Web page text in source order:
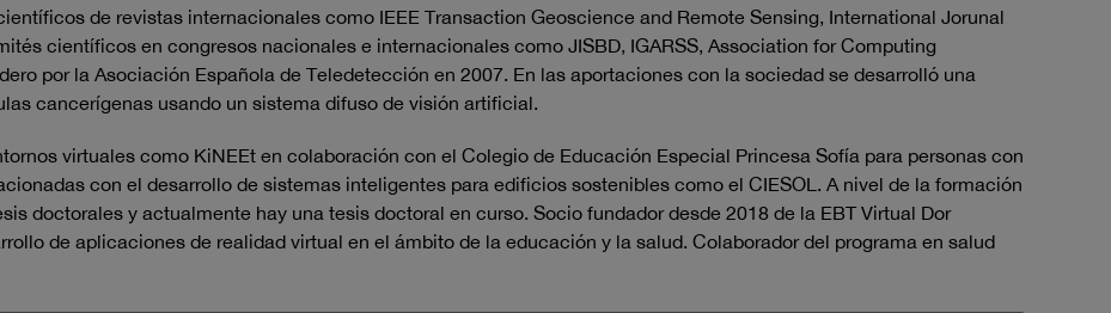
de revistas internacionales como IEEE Transaction Geoscience and Remote Sensing, International Jorunal
científicos en congresos nacionales e internacionales como JISBD, IGARSS, Association for Computing
por la Asociación Española de Teledetección en 2007. En las aportaciones con la sociedad se desarrolló una
cancerígenas usando un sistema difuso de visión artificial.
virtuales como KiNEEt en colaboración con el Colegio de Educación Especial Princesa Sofía para personas con
con el desarrollo de sistemas inteligentes para edificios sostenibles como el CIESOL. A nivel de la formación
doctorales y actualmente hay una tesis doctoral en curso. Socio fundador desde 2018 de la EBT Virtual Dor
de aplicaciones de realidad virtual en el ámbito de la educación y la salud. Colaborador del programa en salud